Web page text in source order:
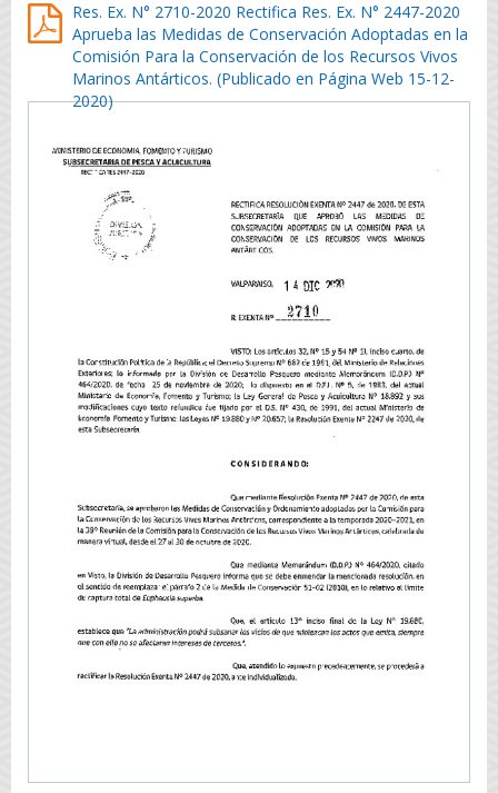
Res. Ex. N° 2710-2020 Rectifica Res. Ex. N° 2447-2020
Aprueba las Medidas de Conservación Adoptadas en la
Comisión Para la Conservación de los Recursos Vivos
Marinos Antárticos. (Publicado en Página Web 15-12-
2020)